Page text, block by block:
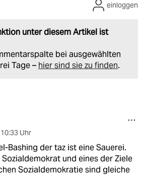
unter diesem Artikel ist
bei ausgewählten
Tage – hier sind sie zu finden.
einloggen
10:33 Uhr
Bashing der taz ist eine Sauerei.
und eines der Ziele
Sozialdemokratie sind gleiche